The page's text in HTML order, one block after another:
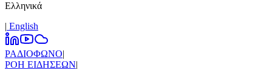
Ελληνικά
| Εnglish
ΡΑΔΙΟΦΩΝΟ|
ΡΟΗ ΕΙΔΗΣΕΩΝ|